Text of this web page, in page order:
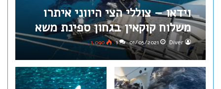
וידאו – צוללי הצי היווני איתרו
משלוח קוקאין בגחון ספינת משא
Diver
01/05/2021
1
1,090